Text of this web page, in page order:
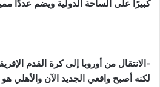
كبيرًا على الساحة الدولية ويضم عددًا
-الانتقال من أوروبا إلى كرة القدم
لكنه أصبح واقعي الجديد الآن والأهلي هو